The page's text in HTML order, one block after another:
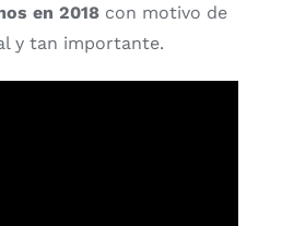
en 2018 con motivo de
y tan importante.